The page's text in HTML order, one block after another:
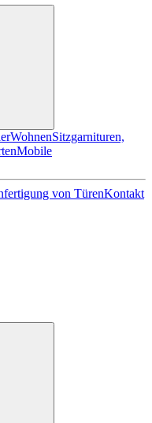
WohnenSitzgarnituren,
Mobile
von TürenKontakt